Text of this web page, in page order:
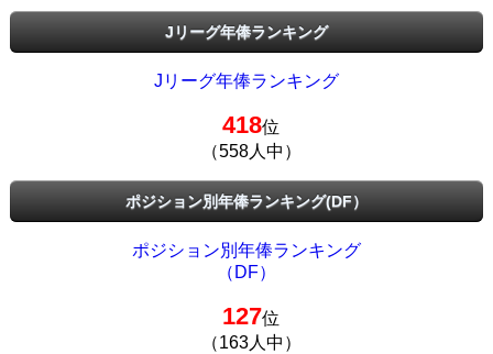
Jリーグ年俸ランキング
Jリーグ年俸ランキング
418位
（558人中）
ポジション別年俸ランキング(DF）
ポジション別年俸ランキング
（DF）
127位
（163人中）